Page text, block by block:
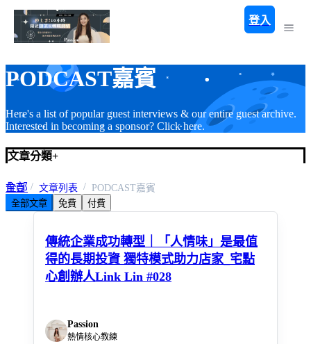
登入
PODCAST嘉賓
Here's a list of popular guest interviews & our entire guest archive.
Interested in becoming a sponsor? Click here.
文章分類+
全部
PODCAST嘉賓
首頁 文章列表
PODCAST嘉賓
全部文章
免費 付費
傳統企業成功轉型｜「人情味」是最值
得的長期投資 獨特模式助力店家_宅點
心創辦人Link Lin #028
Passion
熱情核心教練